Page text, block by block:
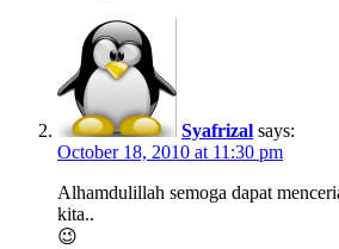
Syafrizal says:
October 18, 2010 at 11:30 pm
Alhamdulillah semoga dapat
kita..
😉